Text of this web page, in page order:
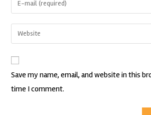
Save my name, email, and website in this
time I comment.